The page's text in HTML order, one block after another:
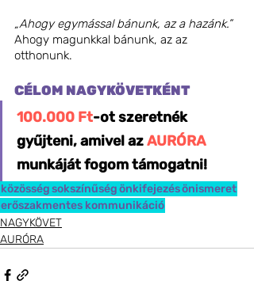
„Ahogy egymással bánunk, az a hazánk.”
Ahogy magunkkal bánunk, az az
otthonunk.
CÉLOM NAGYKÖVETKÉNT
100.000 Ft-ot szeretnék
gyűjteni, amivel az AURÓRA
munkáját fogom támogatni!
közösségsokszínűségönkifejezésönismeret
erőszakmentes kommunikáció
NAGYKÖVET
AURÓRA